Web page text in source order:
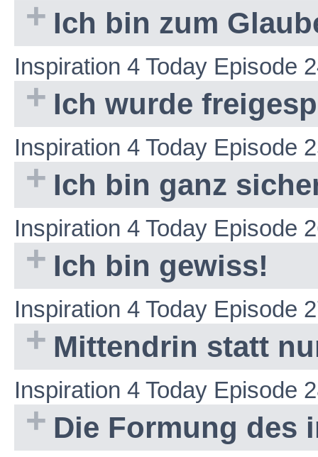
Ich bin zum
Inspiration 4 Today Episode
Ich wurde
Inspiration 4 Today Episode
Ich bin ganz
Inspiration 4 Today Episode
Ich bin gewiss!
Inspiration 4 Today Episode
Mittendrin statt
Inspiration 4 Today Episode
Die Formung des